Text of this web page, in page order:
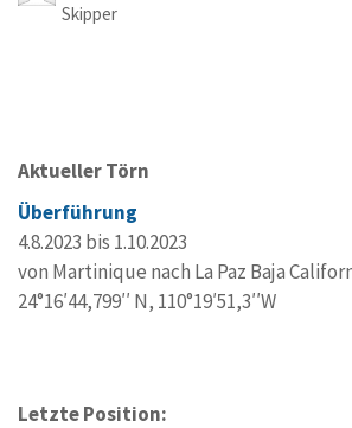
Skipper
Aktueller Törn
Überführung
4.8.2023 bis 1.10.2023
von Martinique nach La Paz Baja
24°16′44,799′′ N, 110°19′51,3′′W
Letzte Position: